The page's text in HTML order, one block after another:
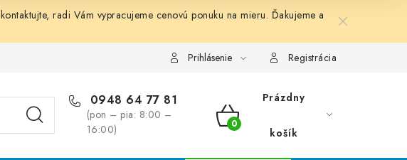
kontaktujte, radi Vám vypracujeme cenovú ponuku na mieru. Ďakujeme a
Prihlásenie Registrácia
0948 64 77 81
(pon – pia: 8:00 –
16:00)
NÁKUPNÝ
Prázdny
košík